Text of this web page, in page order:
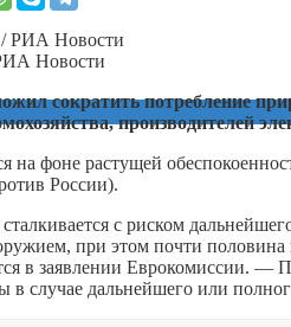
Новости
сократить потребление
производителей
фоне растущей
России).
с риском
оружием, при этом почти
в заявлении Еврокомиссии. —
в случае дальнейшего или